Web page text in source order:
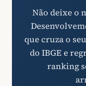
Não deixe o
que cruza o
do IBGE e
ranking